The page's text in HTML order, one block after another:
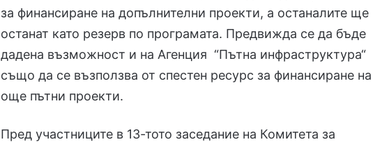
за финансиране на допълнителни проекти, а останалите ще
останат като резерв по програмата. Предвижда се да бъде
дадена възможност и на Агенция “Пътна инфраструктура“
също да се възползва от спестен ресурс за финансиране на
още пътни проекти.
Пред участниците в 13-тото заседание на Комитета за